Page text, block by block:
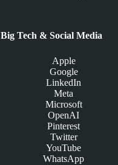
Big Tech & Social Media
Apple
Google
LinkedIn
Meta
Microsoft
OpenAI
Pinterest
Twitter
YouTube
WhatsApp